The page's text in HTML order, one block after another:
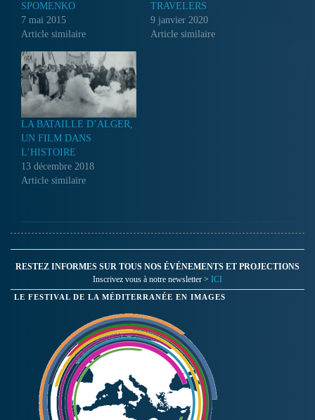
SPOMENKO
7 mai 2015
Article similaire
TRAVELERS
9 janvier 2020
Article similaire
LA BATAILLE D’ALGER,
UN FILM DANS
L’HISTOIRE
13 décembre 2018
Article similaire
RESTEZ INFORMES SUR TOUS NOS ÉVÉNEMENTS ET PROJECTIONS
Inscrivez vous à notre newsletter > ICI
LE FESTIVAL DE LA MÉDITERRANÉE EN IMAGES